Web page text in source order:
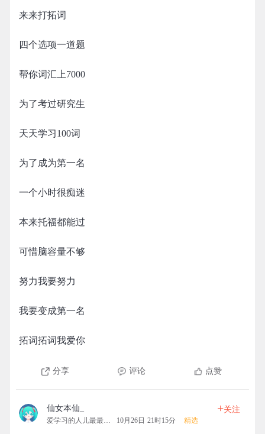
来来打拓词
四个选项一道题
帮你词汇上7000
为了考过研究生
天天学习100词
为了成为第一名
一个小时很痴迷
本来托福都能过
可惜脑容量不够
努力我要努力
我要变成第一名
拓词拓词我爱你
分享 评论 点赞
仙女本仙_
爱学习的人儿最最最可爱 10月26日 21时15分 精选
+关注